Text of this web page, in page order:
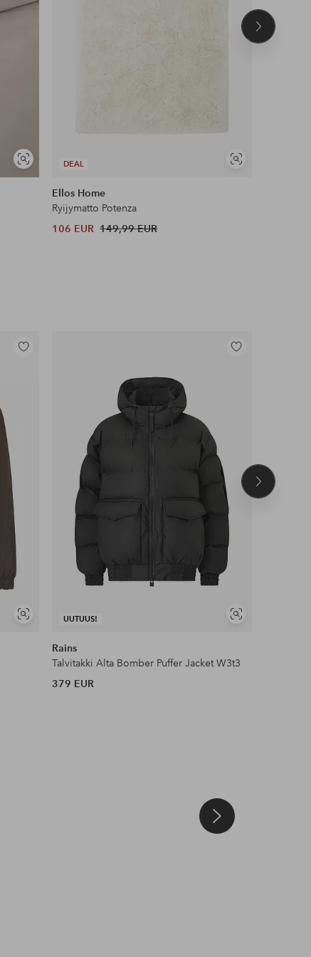
Näytä
samankaltaisia
DEAL
Näytä
Ellos Home
Ryijymatto Potenza
106 EUR 149,99 EUR
Seuraava
Näytä
Lisää
UUTUUS!
Näytä
Lisää
Rains
Talvitakki Alta Bomber Puffer Jacket W3t3
379 EUR
Seuraava